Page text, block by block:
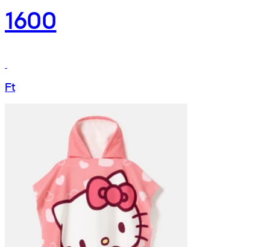
1600
Ft